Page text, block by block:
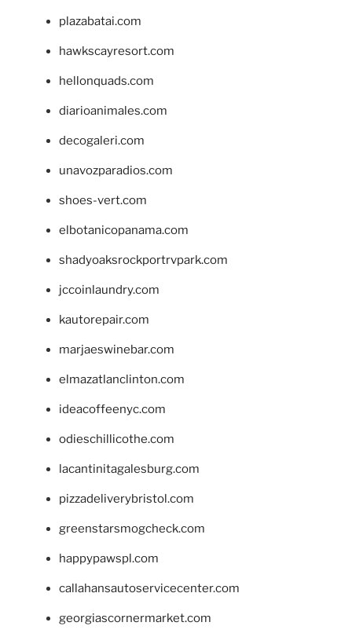
plazabatai.com
hawkscayresort.com
hellonquads.com
diarioanimales.com
decogaleri.com
unavozparadios.com
shoes-vert.com
elbotanicopanama.com
shadyoaksrockportrvpark.com
jccoinlaundry.com
kautorepair.com
marjaeswinebar.com
elmazatlanclinton.com
ideacoffeenyc.com
odieschillicothe.com
lacantinitagalesburg.com
pizzadeliverybristol.com
greenstarsmogcheck.com
happypawspl.com
callahansautoservicecenter.com
georgiascornermarket.com